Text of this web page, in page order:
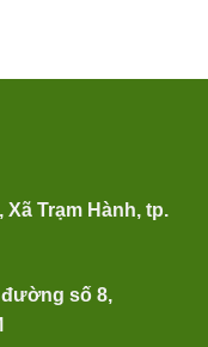
Xã Trạm Hành, tp.
đường số 8,